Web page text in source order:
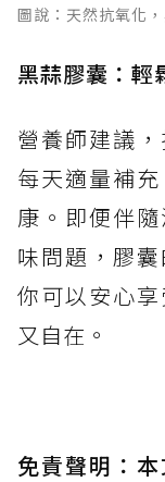
圖說：天然抗氧化
黑蒜膠囊：輕
營養師建議
每天適量補
康。即便伴
味問題，膠
你可以安心
又自在。
免責聲明：